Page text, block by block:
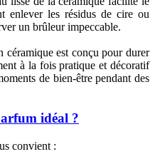
enlever les résidus de cire ou
un brûleur impeccable.
est conçu pour durer
à la fois pratique et décoratif
de bien-être pendant des
idéal ?
convient :